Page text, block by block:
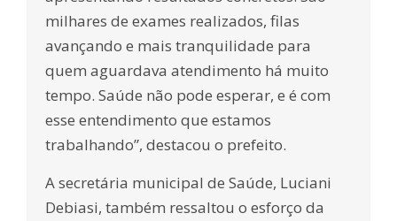
milhares de exames realizados, filas
avançando e mais tranquilidade para
quem aguardava atendimento há muito
tempo. Saúde não pode esperar, e é com
esse entendimento que estamos
trabalhando”, destacou o prefeito.
A secretária municipal de Saúde, Luciani
Debiasi, também ressaltou o esforço da